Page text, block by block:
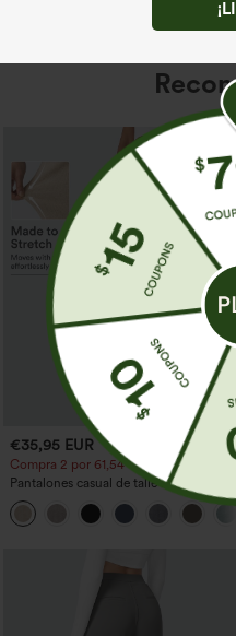
€35,95 EUR
Compra 2 por 61,54 € o 4 por 123,08
Pantalones casual de talle alto y pierna
recta con tacto de lino y bolsillos